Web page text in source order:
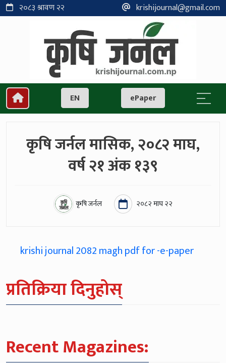
२०८३ श्रावण २२ krishijournal@gmail.com
EN ePaper
कृषि जर्नल मासिक, २०८२ माघ,
वर्ष २१ अंक १३९
कृषि जर्नल २०८२ माघ २२
krishi journal 2082 magh pdf for -e-paper
प्रतिक्रिया दिनुहोस्
Recent Magazines: